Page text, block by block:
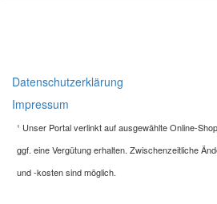
Datenschutzerklärung
Impressum
¹ Unser Portal verlinkt auf ausgewählte Online-
ggf. eine Vergütung erhalten. Zwischenzeitliche
und -kosten sind möglich.